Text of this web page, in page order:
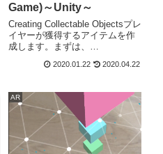
Game)～Unity～
Creating Collectable Objectsプレ
イヤーが獲得するアイテムを作
成します。まずは、
「Cube」で立方体を作成しま
Transformにつ...
2020.01.22 2020.04.22
AR